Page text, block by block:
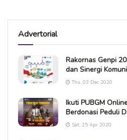
Advertorial
Rakornas Genpi
dan Sinergi
Thu, 03 Dec 2020
Ikuti PUBGM
Berdonasi Peduli
Sat, 25 Apr 2020